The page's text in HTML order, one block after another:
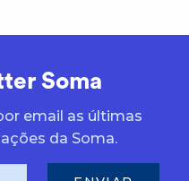
Soma
email as últimas
da Soma.